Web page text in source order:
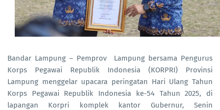
Bandar Lampung – Pemprov Lampung bersama Pengurus
Korps Pegawai Republik Indonesia (KORPRI) Provinsi
Lampung menggelar upacara peringatan Hari Ulang Tahun
Korps Pegawai Republik Indonesia ke-54 Tahun 2025, di
lapangan Korpri komplek kantor Gubernur, Senin